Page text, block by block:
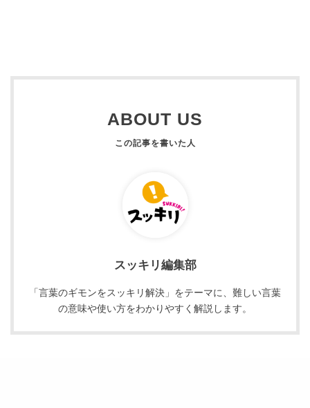
ABOUT US
スッキリ編集部
「言葉のギモンをスッキリ解決」をテーマに、難しい言葉
の意味や使い方をわかりやすく解説します。